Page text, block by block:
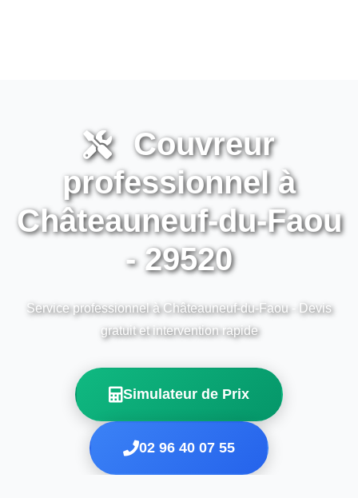
Couvreur
professionnel à
Châteauneuf-du-Faou
- 29520
Service professionnel à Châteauneuf-du-Faou - Devis
gratuit et intervention rapide
Simulateur de Prix
02 96 40 07 55